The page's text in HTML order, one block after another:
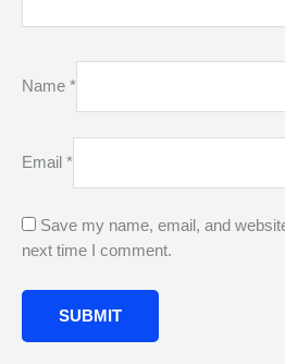
Name *
Email *
Save my name, email, and
next time I comment.